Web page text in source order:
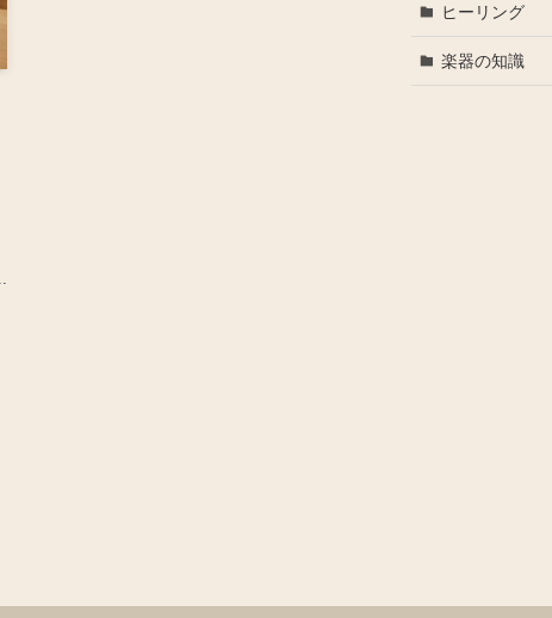
ヒーリング
楽器の知識